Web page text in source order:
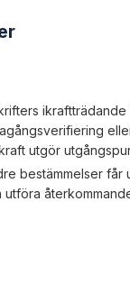
ikraftträdande
utgör
bestämmelser får